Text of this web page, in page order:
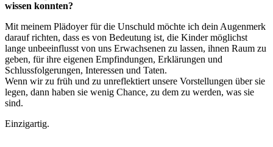
wissen konnten?
Mit meinem Plädoyer für die Unschuld möchte ich dein Augenmerk
darauf richten, dass es von Bedeutung ist, die Kinder möglichst
lange unbeeinflusst von uns Erwachsenen zu lassen, ihnen Raum zu
geben, für ihre eigenen Empfindungen, Erklärungen und
Schlussfolgerungen, Interessen und Taten.
Wenn wir zu früh und zu unreflektiert unsere Vorstellungen über sie
legen, dann haben sie wenig Chance, zu dem zu werden, was sie
sind.
Einzigartig.